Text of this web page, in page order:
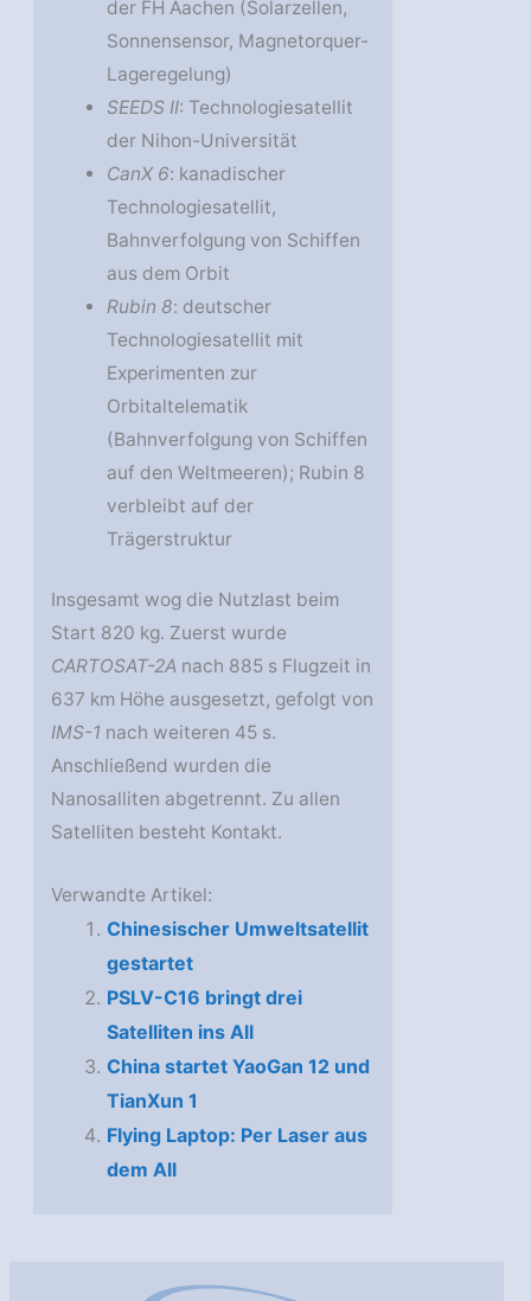
der FH Aachen (Solarzellen,
Sonnensensor, Magnetorquer-
Lageregelung)
SEEDS II: Technologiesatellit
der Nihon-Universität
CanX 6: kanadischer
Technologiesatellit,
Bahnverfolgung von Schiffen
aus dem Orbit
Rubin 8: deutscher
Technologiesatellit mit
Experimenten zur
Orbitaltelematik
(Bahnverfolgung von Schiffen
auf den Weltmeeren); Rubin 8
verbleibt auf der
Trägerstruktur
Insgesamt wog die Nutzlast beim
Start 820 kg. Zuerst wurde
CARTOSAT-2A nach 885 s Flugzeit in
637 km Höhe ausgesetzt, gefolgt von
IMS-1 nach weiteren 45 s.
Anschließend wurden die
Nanosalliten abgetrennt. Zu allen
Satelliten besteht Kontakt.
Verwandte Artikel:
Chinesischer Umweltsatellit
gestartet
PSLV-C16 bringt drei
Satelliten ins All
China startet YaoGan 12 und
TianXun 1
Flying Laptop: Per Laser aus
dem All